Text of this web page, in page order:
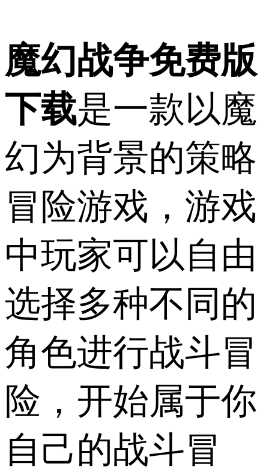
魔幻战争免费版
下载是一款以魔
幻为背景的策略
冒险游戏，游戏
中玩家可以自由
选择多种不同的
角色进行战斗冒
险，开始属于你
自己的战斗冒